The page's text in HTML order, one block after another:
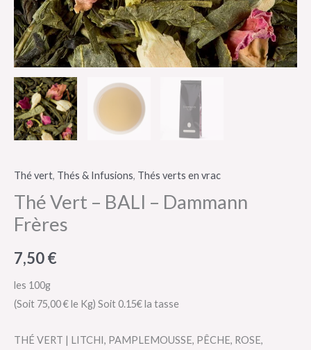
Thé vert, Thés & Infusions, Thés verts en vrac
Thé Vert – BALI – Dammann
Frères
7,50€
les 100g
(Soit 75,00 € le Kg) Soit 0.15€ la tasse
THÉ VERT | LITCHI, PAMPLEMOUSSE, PÊCHE, ROSE,